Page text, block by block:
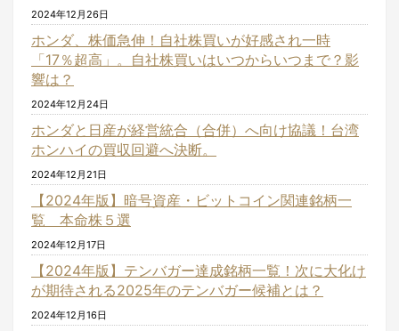
2024年12月26日
ホンダ、株価急伸！自社株買いが好感され一時
「17％超高」。自社株買いはいつからいつまで？影
響は？
2024年12月24日
ホンダと日産が経営統合（合併）へ向け協議！台湾
ホンハイの買収回避へ決断。
2024年12月21日
【2024年版】暗号資産・ビットコイン関連銘柄一
覧 本命株５選
2024年12月17日
【2024年版】テンバガー達成銘柄一覧！次に大化け
が期待される2025年のテンバガー候補とは？
2024年12月16日